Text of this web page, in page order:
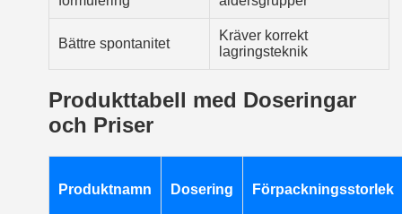
Bättre spontanitet
Kräver korrekt
lagringsteknik
Produkttabell med Doseringar
och Priser
Produktnamn Dosering Förpackningsstorlek